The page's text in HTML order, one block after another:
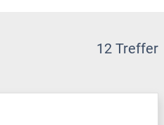
12 Treffer